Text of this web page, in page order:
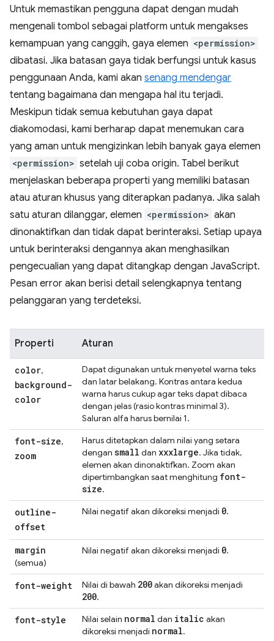
Untuk memastikan pengguna dapat dengan mudah
mengenali tombol sebagai platform untuk mengakses
kemampuan yang canggih, gaya elemen <permission>
dibatasi. Jika batasan gaya tidak berfungsi untuk kasus
penggunaan Anda, kami akan senang mendengar
tentang bagaimana dan mengapa hal itu terjadi.
Meskipun tidak semua kebutuhan gaya dapat
diakomodasi, kami berharap dapat menemukan cara
yang aman untuk mengizinkan lebih banyak gaya elemen
<permission> setelah uji coba origin. Tabel berikut
menjelaskan beberapa properti yang memiliki batasan
atau aturan khusus yang diterapkan padanya. Jika salah
satu aturan dilanggar, elemen <permission> akan
dinonaktifkan dan tidak dapat berinteraksi. Setiap upaya
untuk berinteraksi dengannya akan menghasilkan
pengecualian yang dapat ditangkap dengan JavaScript.
Pesan error akan berisi detail selengkapnya tentang
pelanggaran yang terdeteksi.
Properti Aturan
color,
background-
color
Dapat digunakan untuk menyetel warna teks
dan latar belakang. Kontras antara kedua
warna harus cukup agar teks dapat dibaca
dengan jelas (rasio kontras minimal 3).
Saluran alfa harus bernilai 1.
font-size,
zoom
Harus ditetapkan dalam nilai yang setara
dengan small dan xxxlarge. Jika tidak,
elemen akan dinonaktifkan. Zoom akan
dipertimbangkan saat menghitung font-
size.
outline-
offset
Nilai negatif akan dikoreksi menjadi 0.
margin
(semua)
Nilai negatif akan dikoreksi menjadi 0.
font-weight Nilai di bawah 200akan dikoreksi menjadi
200.
font-style Nilai selain normal dan italic akan
dikoreksi menjadi normal.